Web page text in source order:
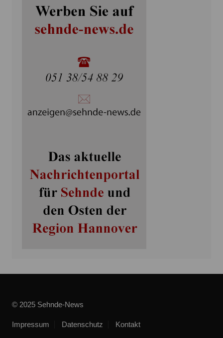
© 2025 Sehnde-News
Impressum Datenschutz Kontakt